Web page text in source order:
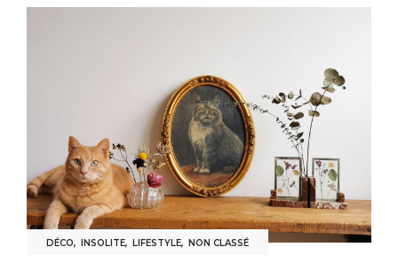
DÉCO, INSOLITE, LIFESTYLE, NON CLASSÉ